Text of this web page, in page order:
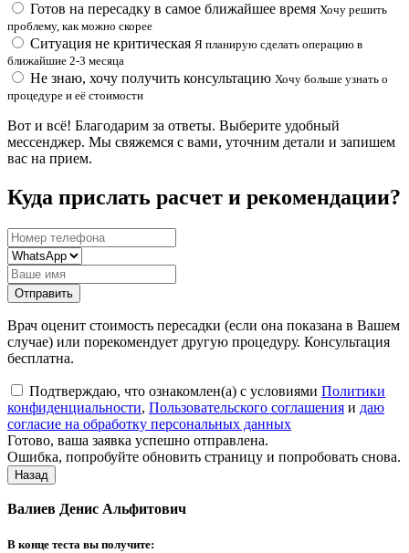
Готов на пересадку в самое ближайшее время Хочу решить
проблему, как можно скорее
Ситуация не критическая Я планирую сделать операцию в
ближайшие 2-3 месяца
Не знаю, хочу получить консультацию Хочу больше узнать о
процедуре и её стоимости
Вот и всё! Благодарим за ответы. Выберите удобный
мессенджер. Мы свяжемся с вами, уточним детали и запишем
вас на прием.
Куда прислать расчет и рекомендации?
Отправить
Врач оценит стоимость пересадки (если она показана в Вашем
случае) или порекомендует другую процедуру. Консультация
бесплатна.
Подтверждаю, что ознакомлен(а) с условиями Политики
конфиденциальности, Пользовательского соглашения и даю
согласие на обработку персональных данных
Готово, ваша заявка успешно отправлена.
Ошибка, попробуйте обновить страницу и попробовать снова.
Назад
Валиев Денис Альфитович
В конце теста вы получите: